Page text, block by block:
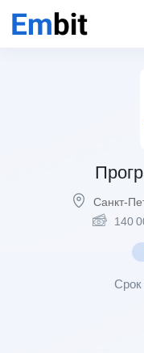
Санкт-
140
Срок